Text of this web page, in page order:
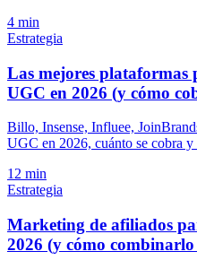
4 min
Estrategia
Las mejores plataformas
UGC en 2026 (y cómo
Billo, Insense, Influee,
UGC en 2026, cuánto se cobra
12 min
Estrategia
Marketing de afiliados
2026 (y cómo